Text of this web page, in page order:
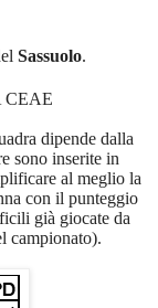
Sassuolo.
CEAE
dipende dalla
sono inserite in
al meglio la
con il punteggio
già giocate da
campionato).